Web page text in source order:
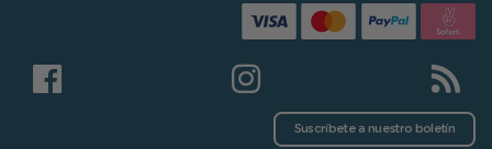
Suscríbete a nuestro boletín